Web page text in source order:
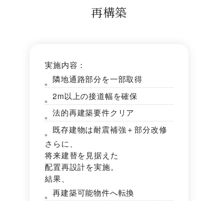
再構築
実施内容：
隣地通路部分を一部取得
2m以上の接道幅を確保
法的再建築要件クリア
既存建物は耐震補強＋部分改修
さらに、
将来建替を見据えた
配置再設計を実施。
結果、
再建築可能物件へ転換